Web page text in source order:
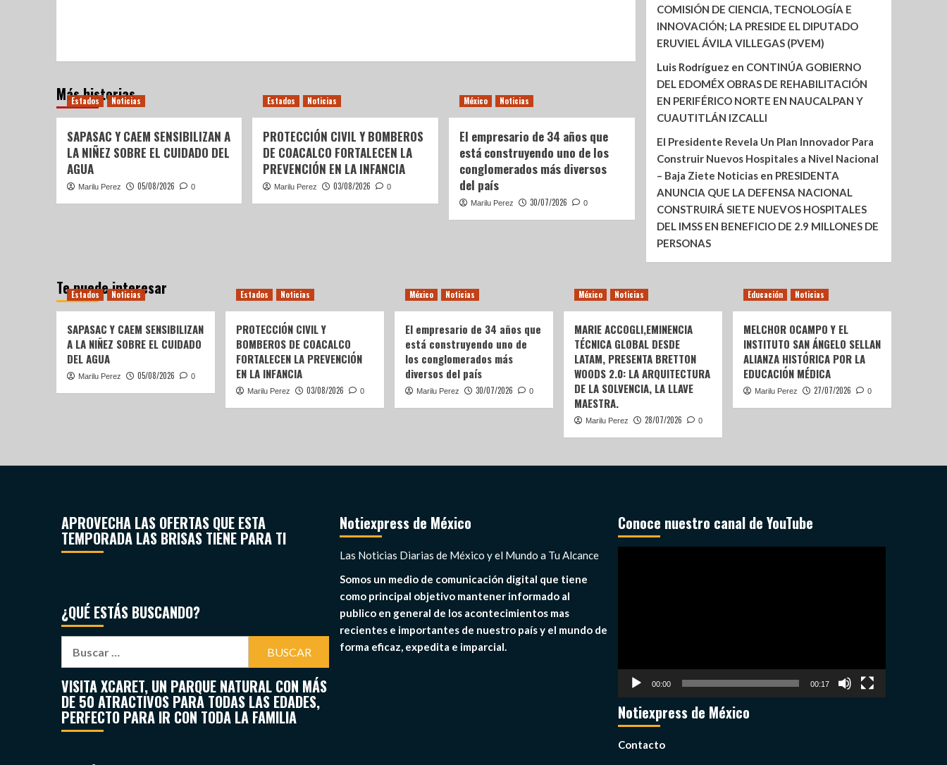
Más historias
Estados Noticias
SAPASAC Y CAEM SENSIBILIZAN A
LA NIÑEZ SOBRE EL CUIDADO DEL
AGUA
Marilu Perez 05/08/2026 0
Estados Noticias
PROTECCIÓN CIVIL Y BOMBEROS
DE COACALCO FORTALECEN LA
PREVENCIÓN EN LA INFANCIA
Marilu Perez 03/08/2026 0
México Noticias
El empresario de 34 años que
está construyendo uno de los
conglomerados más diversos
del país
Marilu Perez 30/07/2026 0
COMISIÓN DE CIENCIA, TECNOLOGÍA E
INNOVACIÓN; LA PRESIDE EL DIPUTADO
ERUVIEL ÁVILA VILLEGAS (PVEM)
Luis Rodríguez en CONTINÚA GOBIERNO
DEL EDOMÉX OBRAS DE REHABILITACIÓN
EN PERIFÉRICO NORTE EN NAUCALPAN Y
CUAUTITLÁN IZCALLI
El Presidente Revela Un Plan Innovador Para
Construir Nuevos Hospitales a Nivel Nacional
– Baja Ziete Noticiasen PRESIDENTA
ANUNCIA QUE LA DEFENSA NACIONAL
CONSTRUIRÁ SIETE NUEVOS HOSPITALES
DEL IMSS EN BENEFICIO DE 2.9 MILLONES DE
PERSONAS
Te puede interesar
Estados Noticias
SAPASAC Y CAEM SENSIBILIZAN
A LA NIÑEZ SOBRE EL CUIDADO
DEL AGUA
Marilu Perez 05/08/2026 0
Estados Noticias
PROTECCIÓN CIVIL Y
BOMBEROS DE COACALCO
FORTALECEN LA PREVENCIÓN
EN LA INFANCIA
Marilu Perez 03/08/2026 0
México Noticias
El empresario de 34 años que
está construyendo uno de
los conglomerados más
diversos del país
Marilu Perez 30/07/2026 0
México Noticias
MARIE ACCOGLI,EMINENCIA
TÉCNICA GLOBAL DESDE
LATAM, PRESENTA BRETTON
WOODS 2.0: LA ARQUITECTURA
DE LA SOLVENCIA, LA LLAVE
MAESTRA.
Marilu Perez 28/07/2026 0
Educación Noticias
MELCHOR OCAMPO Y EL
INSTITUTO SAN ÁNGELO SELLAN
ALIANZA HISTÓRICA POR LA
EDUCACIÓN MÉDICA
Marilu Perez 27/07/2026 0
APROVECHA LAS OFERTAS QUE ESTA
TEMPORADA LAS BRISAS TIENE PARA TI
¿QUÉ ESTÁS BUSCANDO?
VISITA XCARET, UN PARQUE NATURAL CON MÁS
DE 50 ATRACTIVOS PARA TODAS LAS EDADES,
PERFECTO PARA IR CON TODA LA FAMILIA
Notiexpress de México
Las Noticias Diarias de México y el Mundo a Tu Alcance
Somos un medio de comunicación digital que tiene
como principal objetivo mantener informado al
publico en general de los acontecimientos mas
recientes e importantes de nuestro país y el mundo de
forma eficaz, expedita e imparcial.
Conoce nuestro canal de YouTube
00:00 00:17
Notiexpress de México
Contacto